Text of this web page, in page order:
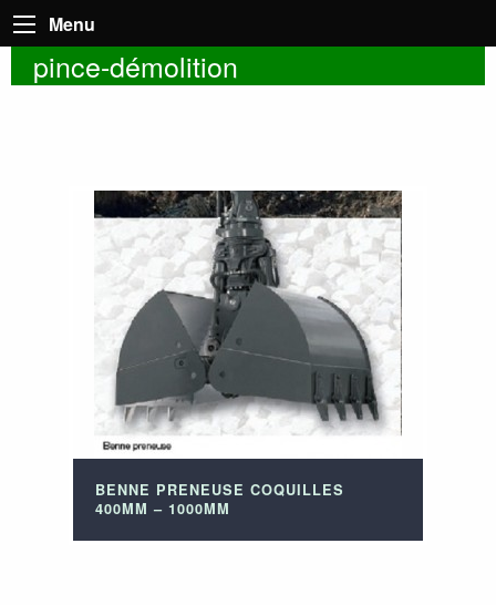
Menu
pince-démolition
BENNE PRENEUSE COQUILLES
400MM – 1000MM